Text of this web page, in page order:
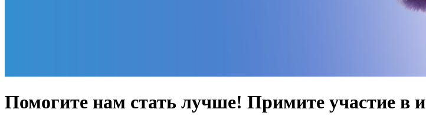
Помогите нам стать лучше! Примите участие в